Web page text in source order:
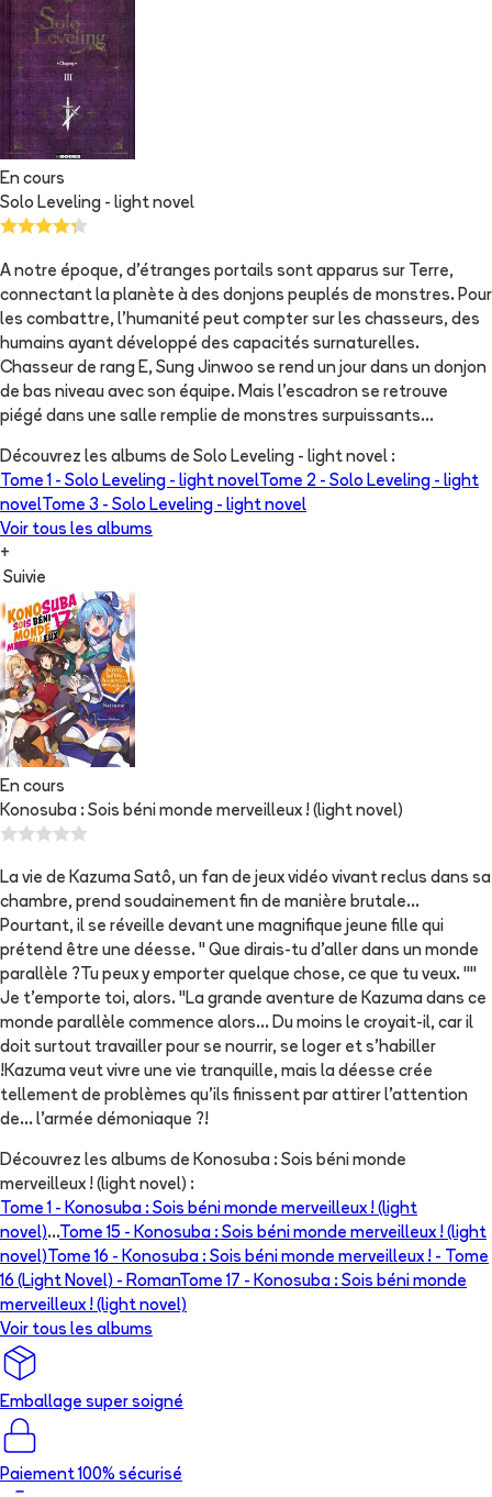
En cours
Solo Leveling - light novel
A notre époque, d'étranges portails sont apparus sur Terre,
connectant la planète à des donjons peuplés de monstres. Pour
les combattre, l'humanité peut compter sur les chasseurs, des
humains ayant développé des capacités surnaturelles.
Chasseur de rang E, Sung Jinwoo se rend un jour dans un donjon
de bas niveau avec son équipe. Mais l'escadron se retrouve
piégé dans une salle remplie de monstres surpuissants...
Découvrez les albums de Solo Leveling - light novel :
Tome 1 - Solo Leveling - light novel Tome 2 - Solo Leveling - light
novel Tome 3 - Solo Leveling - light novel
Voir tous les albums
+
Suivie
En cours
Konosuba : Sois béni monde merveilleux ! (light novel)
La vie de Kazuma Satô, un fan de jeux vidéo vivant reclus dans sa
chambre, prend soudainement fin de manière brutale...
Pourtant, il se réveille devant une magnifique jeune fille qui
prétend être une déesse. " Que dirais-tu d'aller dans un monde
parallèle ?Tu peux y emporter quelque chose, ce que tu veux. ""
Je t'emporte toi, alors. "La grande aventure de Kazuma dans ce
monde parallèle commence alors... Du moins le croyait-il, car il
doit surtout travailler pour se nourrir, se loger et s'habiller
!Kazuma veut vivre une vie tranquille, mais la déesse crée
tellement de problèmes qu'ils finissent par attirer l'attention
de... l'armée démoniaque ?!
Découvrez les albums de Konosuba : Sois béni monde
merveilleux ! (light novel) :
Tome 1 - Konosuba : Sois béni monde merveilleux ! (light
novel)...Tome 15 - Konosuba : Sois béni monde merveilleux ! (light
novel) Tome 16 - Konosuba : Sois béni monde merveilleux ! - Tome
16 (Light Novel) - RomanTome 17 - Konosuba : Sois béni monde
merveilleux ! (light novel)
Voir tous les albums
Emballage super soigné
Paiement 100% sécurisé